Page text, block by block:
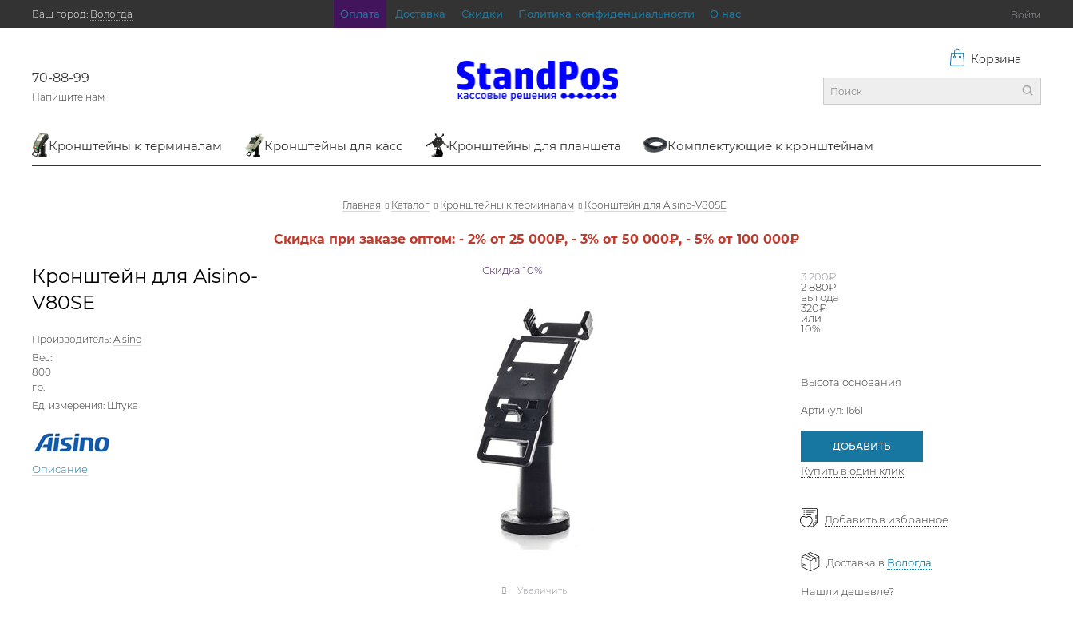
Ваш город: Вологда Оплата Доставка Скидки Политика конфиденциальности О нас Войти
70-88-99
Напишите нам
Корзина
Кронштейны к терминалам Кронштейны для касс Кронштейны для планшета Комплектующие к кронштейнам
Главная Каталог Кронштейны к терминалам Кронштейн для Aisino-V80SE
Скидка при заказе оптом: - 2% от 25 000₽, - 3% от 50 000₽, - 5% от 100 000₽
Кронштейн для Aisino-
V80SE
Производитель: Aisino
Вес:
800
гр.
Ед. измерения: Штука
Описание
Скидка 10%
Увеличить
3 200₽
2 880₽
выгода
320₽
или
10%
Высота основания
Артикул: 1661
ДОБАВИТЬ
Купить в один клик
Добавить в избранное
Доставка в Вологда
Нашли дешевле?